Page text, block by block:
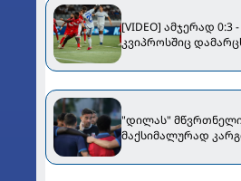
[VIDEO] ამჯერად
კვიპროსშიც
"დილას"
მაქსიმალურად